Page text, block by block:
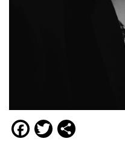
Facebook
Twitter